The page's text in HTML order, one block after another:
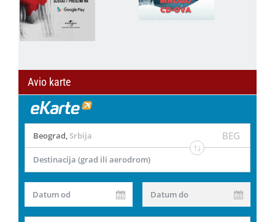
Avio karte
Beograd, Srbija BEG
Destinacija (grad ili aerodrom)
Datum od Datum do